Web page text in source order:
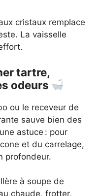
cristaux remplace
La vaisselle
tartre,
odeurs
ou le receveur de
sauve bien des
astuce : pour
et du carrelage,
profondeur.
à soupe de
chaude, frotter,